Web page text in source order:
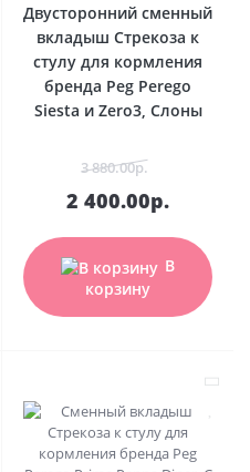
Двусторонний сменный
вкладыш Стрекоза к
стулу для кормления
бренда Peg Perego
Siesta и Zero3, Слоны
3 880.00р.
2 400.00р.
В
корзину